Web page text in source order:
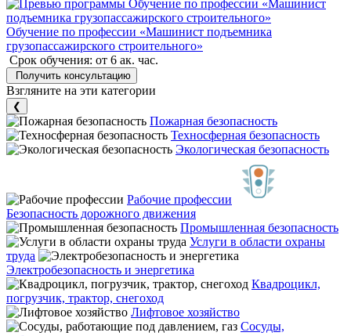
Обучение по профессии «Машинист подъемника
грузопассажирского строительного»
Срок обучения: от 6 ак. час.
Получить консультацию
Взгляните на эти категории
❮
Пожарная безопасность
Техносферная безопасность
Экологическая безопасность
Рабочие профессии
Безопасность дорожного движения
Промышленная безопасность
Услуги в области охраны
труда
Электробезопасность и энергетика
Квадроцикл,
погрузчик, трактор, снегоход
Лифтовое хозяйство
Сосуды,